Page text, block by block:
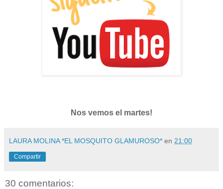
Nos vemos el martes!
LAURA MOLINA *EL MOSQUITO GLAMUROSO* en 21:00
Compartir
30 comentarios: